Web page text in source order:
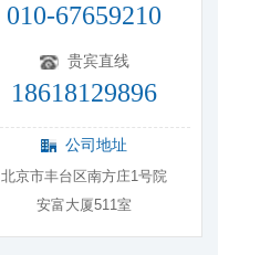
010-67659210
贵宾直线
18618129896
公司地址
北京市丰台区南方庄1号院
安富大厦511室